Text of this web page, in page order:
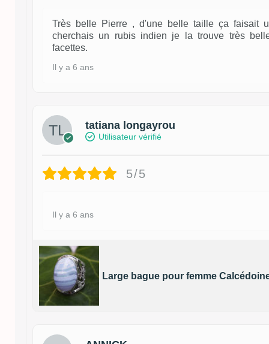
Très belle Pierre , d'une belle taille ça faisait
cherchais un rubis indien je la trouve très
facettes.
Il y a 6 ans
tatiana longayrou
Utilisateur vérifié
5/5
Il y a 6 ans
Large bague pour femme